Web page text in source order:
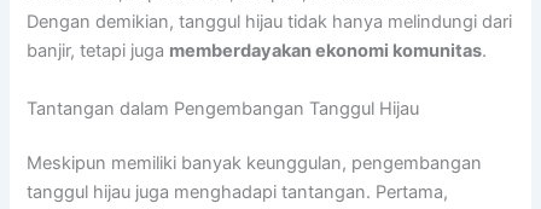
Dengan demikian, tanggul hijau tidak hanya melindungi dari
banjir, tetapi juga memberdayakan ekonomi komunitas.
Tantangan dalam Pengembangan Tanggul Hijau
Meskipun memiliki banyak keunggulan, pengembangan
tanggul hijau juga menghadapi tantangan. Pertama,